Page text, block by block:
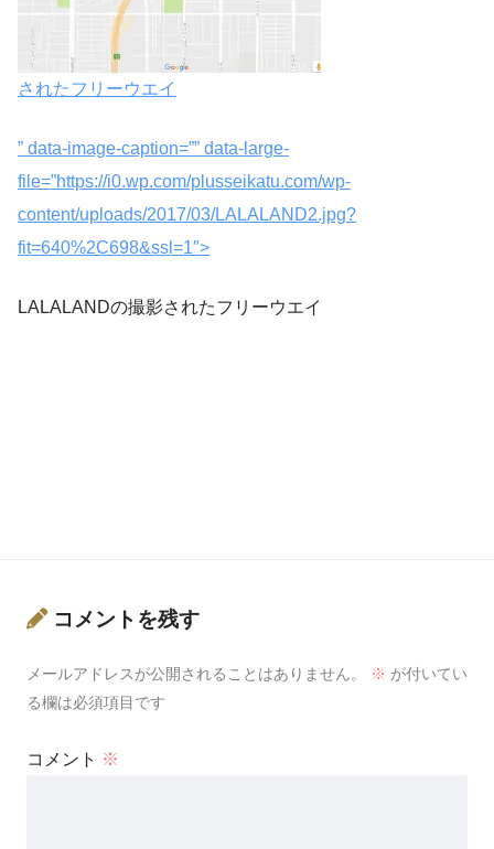
されたフリーウエイ
” data-image-caption=”” data-large-
file=”https://i0.wp.com/plusseikatu.com/wp-
content/uploads/2017/03/LALALAND2.jpg?
fit=640%2C698&ssl=1″>
LALALANDの撮影されたフリーウエイ
コメントを残す
メールアドレスが公開されることはありません。 ※ が付いてい
る欄は必須項目です
コメント ※